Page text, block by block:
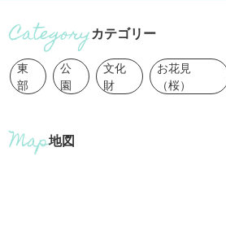
カテゴリー
東
部
公
園
文化
財
お花見
（桜）
地図